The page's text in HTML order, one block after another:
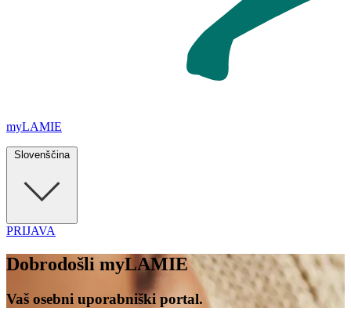
myLAMIE
Slovenščina
PRIJAVA
Dobrodošli myLAMIE
Vaš osebni uporabniški portal.